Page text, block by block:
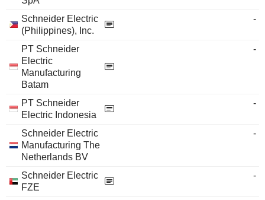
Schneider Electric
(Philippines), Inc.
-
PT Schneider
Electric
Manufacturing
Batam
-
PT Schneider
Electric Indonesia
-
Schneider Electric
Manufacturing The
Netherlands BV
-
Schneider Electric
FZE
-